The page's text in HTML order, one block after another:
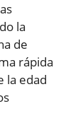
la
de
rápida
la edad